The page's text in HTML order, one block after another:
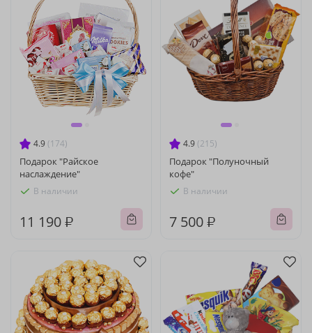
4.9 (174)
Подарок "Райское
наслаждение"
В наличии
11 190 ₽
4.9 (215)
Подарок "Полуночный
кофе"
В наличии
7 500 ₽